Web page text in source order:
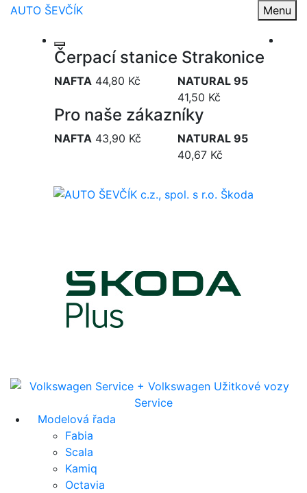
AUTO ŠEVČÍK Menu
Čerpací stanice Strakonice
NAFTA 44,80 Kč
NATURAL 95
41,50 Kč
Pro naše zákazníky
NAFTA 43,90 Kč
NATURAL 95
40,67 Kč
Modelová řada
Fabia
Scala
Kamiq
Octavia